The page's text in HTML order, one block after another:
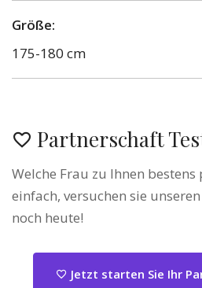
Größe:
175-180 cm
Partnerschaft
Welche Frau zu Ihnen bestens
einfach, versuchen sie
noch heute!
Jetzt starten Sie Ihr